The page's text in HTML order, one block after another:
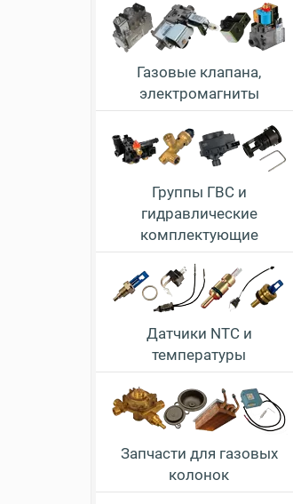
Газовые клапана,
электромагниты
Группы ГВС и
гидравлические
комплектующие
Датчики NTC и
температуры
Запчасти для газовых
колонок